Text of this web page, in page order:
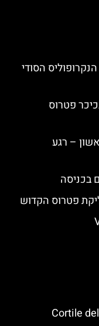
הסודי
פטרוס
– רגע
בכניסה
פטרוס הקדוש